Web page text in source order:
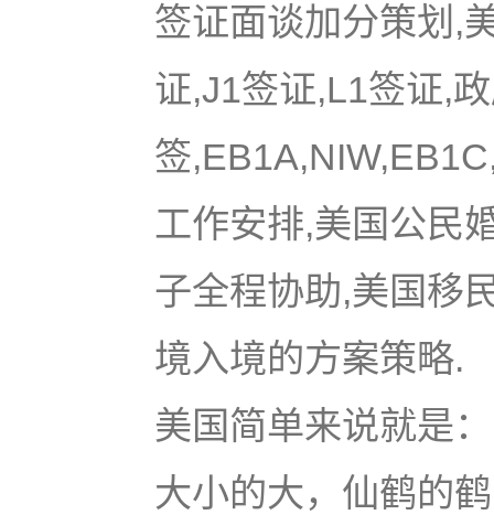
签证面谈加分策划,
证,J1签证,L1签证,
签
工作安排,美国公民
子全程协助,美国移
境入境的方案策略.
美国简单来说就是
大小的大，仙鹤的